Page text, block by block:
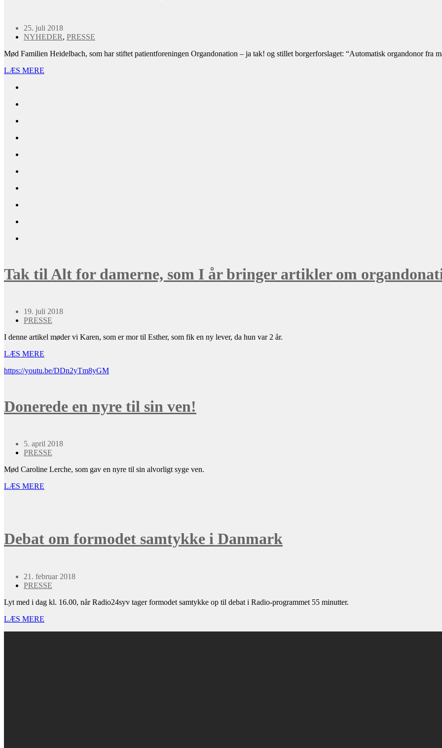
25. juli 2018
NYHEDER, PRESSE
Mød Familien Heidelbach, som har stiftet patientforeningen Organdonation – ja tak! og stillet borgerforslaget: “Automatisk organdonor fra
LÆS MERE
Tak til Alt for damerne, som I år bringer artikler om
19. juli 2018
PRESSE
I denne artikel møder vi Karen, som er mor til Esther, som fik en ny lever, da hun var 2 år.
LÆS MERE
https://youtu.be/DDn2yTm8yGM
Donerede en nyre til sin ven!
5. april 2018
PRESSE
Mød Caroline Lerche, som gav en nyre til sin alvorligt syge ven.
LÆS MERE
Debat om formodet samtykke i Danmark
21. februar 2018
PRESSE
Lyt med i dag kl. 16.00, når Radio24syv tager formodet samtykke op til debat i Radio-programmet 55 minutter.
LÆS MERE